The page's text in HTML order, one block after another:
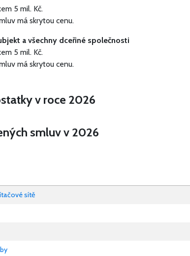
5 mil. Kč.
má skrytou cenu.
a všechny dceřiné společnosti
5 mil. Kč.
má skrytou cenu.
v roce 2026
smluv v 2026
sítě